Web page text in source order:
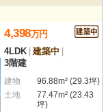
4,398万円
4LDK 建築中
3階建
建物
96.88m² (29.3坪)
土地
77.47m² (23.43
坪)